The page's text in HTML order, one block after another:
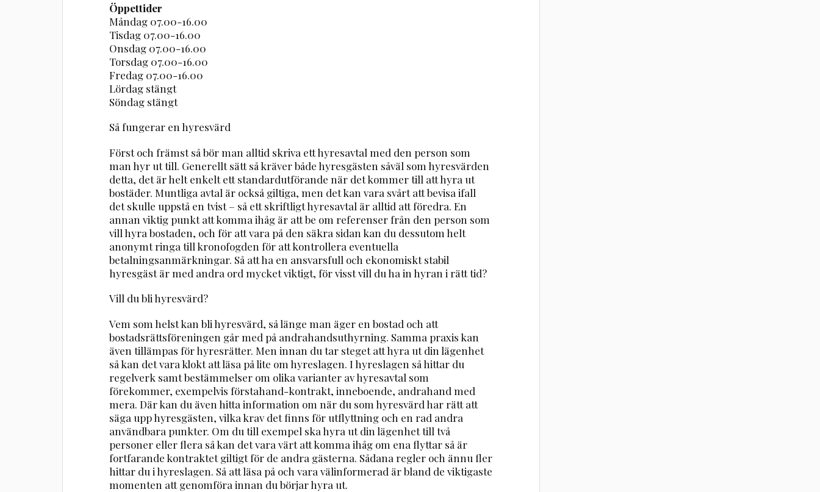
Öppettider
Måndag 07.00-16.00
Tisdag 07.00-16.00
Onsdag 07.00-16.00
Torsdag 07.00-16.00
Fredag 07.00-16.00
Lördag stängt
Söndag stängt
Så fungerar en hyresvärd
Först och främst så bör man alltid skriva ett hyresavtal med den person som
man hyr ut till. Generellt sätt så kräver både hyresgästen såväl som hyresvärden
detta, det är helt enkelt ett standardutförande när det kommer till att hyra ut
bostäder. Muntliga avtal är också giltiga, men det kan vara svårt att bevisa ifall
det skulle uppstå en tvist – så ett skriftligt hyresavtal är alltid att föredra. En
annan viktig punkt att komma ihåg är att be om referenser från den person som
vill hyra bostaden, och för att vara på den säkra sidan kan du dessutom helt
anonymt ringa till kronofogden för att kontrollera eventuella
betalningsanmärkningar. Så att ha en ansvarsfull och ekonomiskt stabil
hyresgäst är med andra ord mycket viktigt, för visst vill du ha in hyran i rätt tid?
Vill du bli hyresvärd?
Vem som helst kan bli hyresvärd, så länge man äger en bostad och att
bostadsrättsföreningen går med på andrahandsuthyrning. Samma praxis kan
även tillämpas för hyresrätter. Men innan du tar steget att hyra ut din lägenhet
så kan det vara klokt att läsa på lite om hyreslagen. I hyreslagen så hittar du
regelverk samt bestämmelser om olika varianter av hyresavtal som
förekommer, exempelvis förstahand-kontrakt, inneboende, andrahand med
mera. Där kan du även hitta information om när du som hyresvärd har rätt att
säga upp hyresgästen, vilka krav det finns för utflyttning och en rad andra
användbara punkter. Om du till exempel ska hyra ut din lägenhet till två
personer eller flera så kan det vara värt att komma ihåg om ena flyttar så är
fortfarande kontraktet giltigt för de andra gästerna. Sådana regler och ännu fler
hittar du i hyreslagen. Så att läsa på och vara välinformerad är bland de viktigaste
momenten att genomföra innan du börjar hyra ut.